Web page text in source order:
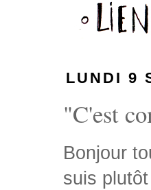
LUNDI 9
"C'est
Bonjour
suis